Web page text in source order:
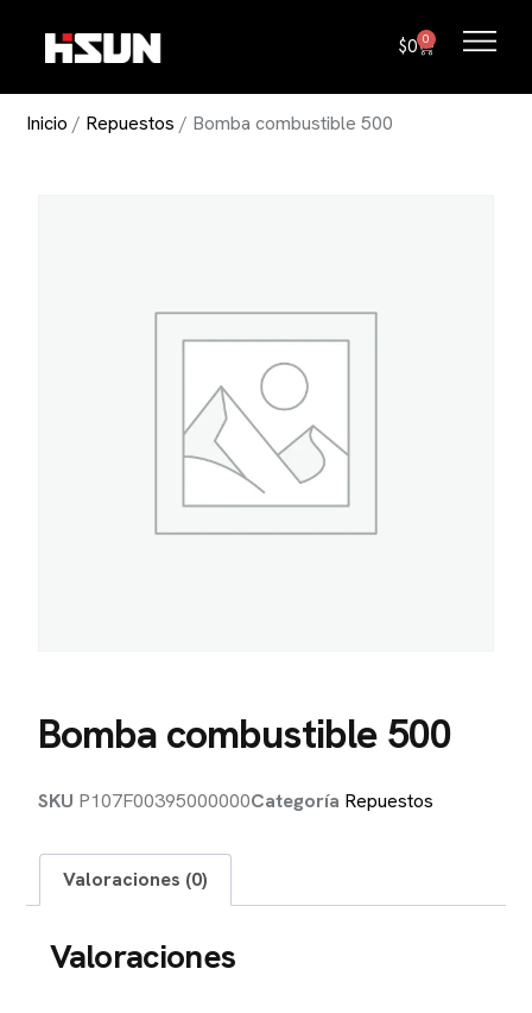
ACCESORIOS
REPUESTOS
NOSOTROS
CONTACTO
$0 0
Inicio / Repuestos / Bomba combustible 500
Bomba combustible 500
SKU P107F00395000000Categoría Repuestos
Valoraciones (0)
Valoraciones